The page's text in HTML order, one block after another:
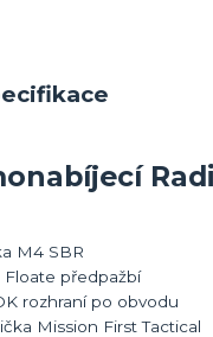
M4 SBR
Floate předpažbí
rozhraní po obvodu
Mission First Tactical